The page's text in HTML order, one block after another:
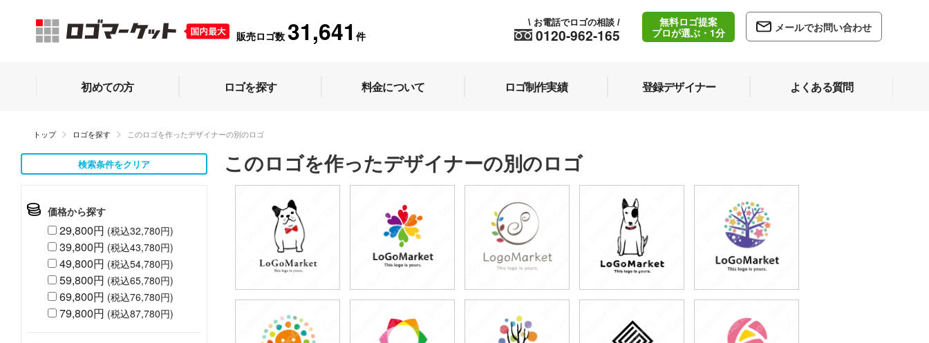
販売ロゴ数 31,641 件 0120-962-165
\ お電話でロゴの相談 /
無料ロゴ提案
プロが選ぶ・1分
メールでお問い合わせ
初めての方 ロゴを探す 料金について ロゴ制作実績 登録デザイナー よくある質問
トップ ロゴを探す このロゴを作ったデザイナーの別のロゴ
検索条件をクリア
価格から探す
29,800円 (税込32,780円)
39,800円 (税込43,780円)
49,800円 (税込54,780円)
59,800円 (税込65,780円)
69,800円 (税込76,780円)
79,800円 (税込87,780円)
このロゴを作ったデザイナーの別のロゴ
79,800円
(税込87,780円)
79,800円
(税込87,780円)
79,800円
(税込87,780円)
79,800円
(税込87,780円)
79,800円
(税込87,780円)